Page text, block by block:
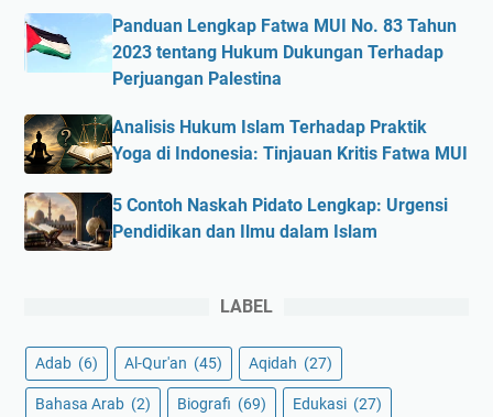
Panduan Lengkap Fatwa MUI No. 83 Tahun
2023 tentang Hukum Dukungan Terhadap
Perjuangan Palestina
Analisis Hukum Islam Terhadap Praktik
Yoga di Indonesia: Tinjauan Kritis Fatwa MUI
5 Contoh Naskah Pidato Lengkap: Urgensi
Pendidikan dan Ilmu dalam Islam
LABEL
Adab (6) Al-Qur'an (45) Aqidah (27)
Bahasa Arab (2) Biografi (69) Edukasi (27)